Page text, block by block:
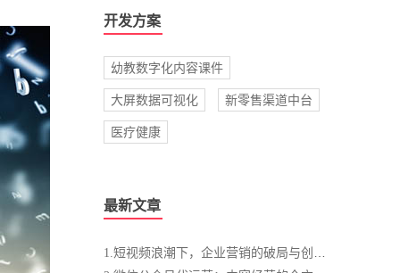
开发方案
幼教数字化内容课件
大屏数据可视化 新零售渠道中台
医疗健康
最新文章